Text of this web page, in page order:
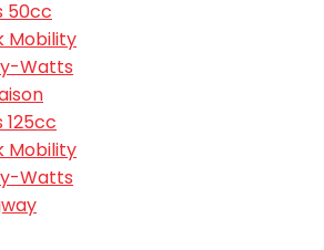
50cc
Mobility
Watts
Mobility
Watts